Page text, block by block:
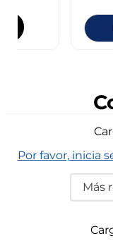
Por favor, inicia
Más